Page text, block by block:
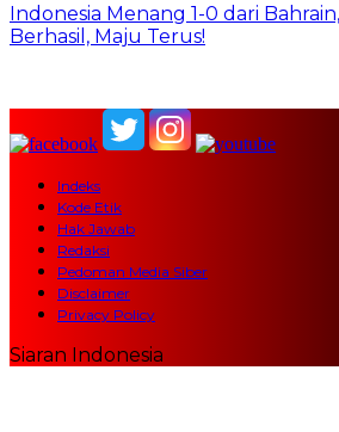
Indonesia Menang 1-0 dari
Berhasil, Maju Terus!
Indeks
Kode Etik
Hak Jawab
Redaksi
Pedoman Media Siber
Disclaimer
Privacy Policy
Siaran Indonesia